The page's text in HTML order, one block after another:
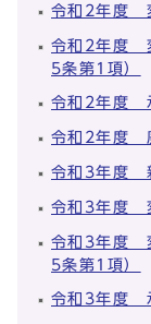
令和2年度
令和2年度
5条第1項）
令和2年度
令和2年度
令和3年度
令和3年度
令和3年度
5条第1項）
令和3年度